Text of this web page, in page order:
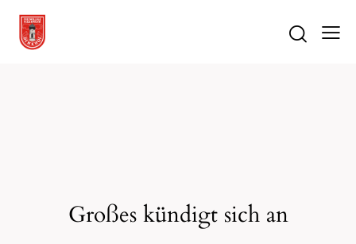
Großes kündigt sich an